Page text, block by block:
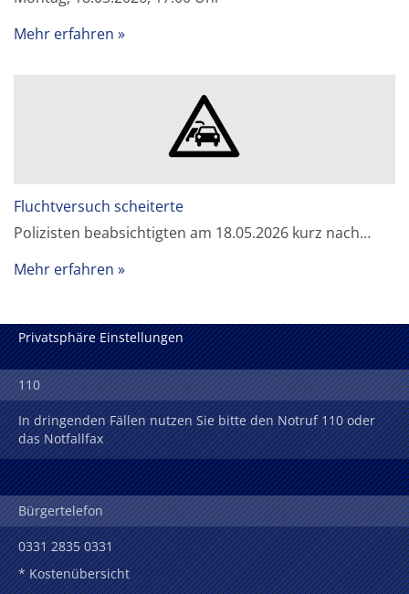
Mehr erfahren
Fluchtversuch scheiterte
Polizisten beabsichtigten am 18.05.2026 kurz nach…
Mehr erfahren
Privatsphäre Einstellungen
110
In dringenden Fällen nutzen Sie bitte den Notruf 110 oder
das Notfallfax
Bürgertelefon
0331 2835 0331
* Kostenübersicht